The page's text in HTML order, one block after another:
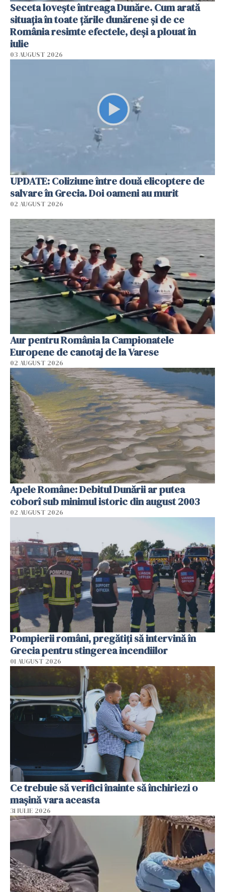
Seceta lovește întreaga Dunăre. Cum arată
situația în toate țările dunărene și de ce
România resimte efectele, deși a plouat în
iulie
03 AUGUST 2026
UPDATE: Coliziune între două elicoptere de
salvare în Grecia. Doi oameni au murit
02 AUGUST 2026
Aur pentru România la Campionatele
Europene de canotaj de la Varese
02 AUGUST 2026
Apele Române: Debitul Dunării ar putea
coborî sub minimul istoric din august 2003
02 AUGUST 2026
Pompierii români, pregătiţi să intervină în
Grecia pentru stingerea incendiilor
01 AUGUST 2026
Ce trebuie să verifici înainte să închiriezi o
mașină vara aceasta
31 IULIE 2026